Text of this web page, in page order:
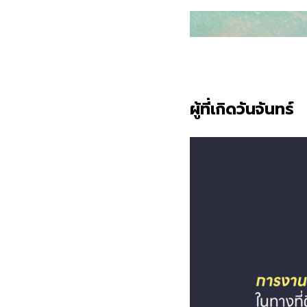
ผู้ที่เกิดวันจันทร์